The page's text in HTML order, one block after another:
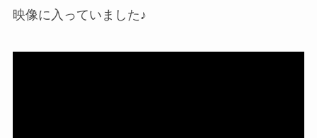
映像に入っていました♪